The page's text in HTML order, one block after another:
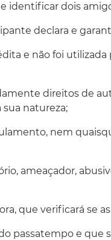
e identificar dois
declara e
e não foi
direitos de
natureza;
nem
ameaçador,
que verificará
passatempo e